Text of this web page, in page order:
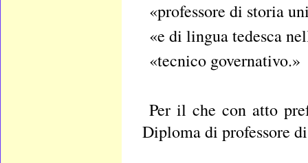
«professore di storia
«e di lingua tedesca
«tecnico governativo.»
Per il che con atto
Diploma di professore